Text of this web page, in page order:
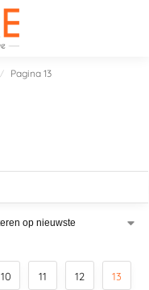
/ Pagina 13
10 11 12 13